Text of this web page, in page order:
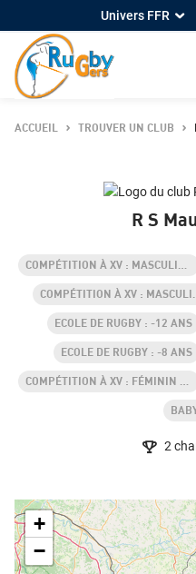
Univers FFR
ACCUEIL TROUVER UN CLUB
R S
COMPÉTITION À XV : MASCULIN +18 ANS
ECOLE DE RUGBY : -12 ANS
ECOLE DE RUGBY : -8 ANS
COMPÉTITION À XV : FÉMININ +18 ANS
2
+
−